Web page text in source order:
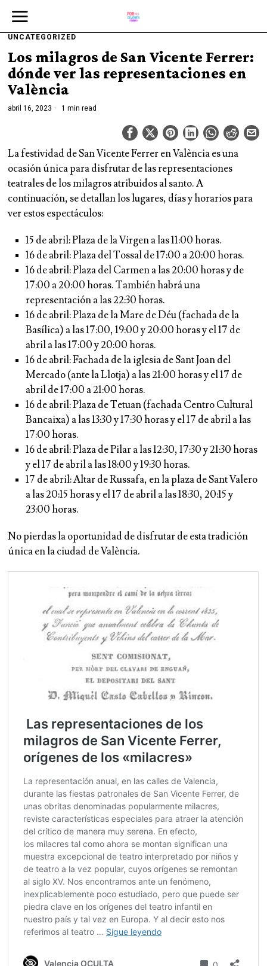
UNCATEGORIZED
Los milagros de San Vicente Ferrer:
dónde ver las representaciones en
València
abril 16, 2023 1 min read
La festividad de San Vicente Ferrer en València es una
ocasión única para disfrutar de las representaciones
teatrales de los milagros atribuidos al santo. A
continuación, se detallan los lugares, días y horarios para
ver estos espectáculos:
15 de abril: Plaza de la Virgen a las 11:00 horas.
16 de abril: Plaza del Tossal de 17:00 a 20:00 horas.
16 de abril: Plaza del Carmen a las 20:00 horas y de
17:00 a 20:00 horas. También habrá una
representación a las 22:30 horas.
16 de abril: Plaza de la Mare de Déu (fachada de la
Basílica) a las 17:00, 19:00 y 20:00 horas y el 17 de
abril a las 17:00 y 20:00 horas.
16 de abril: Fachada de la iglesia de Sant Joan del
Mercado (ante la Llotja) a las 21:00 horas y el 17 de
abril de 17:00 a 21:00 horas.
16 de abril: Plaza de Tetuan (fachada Centro Cultural
Bancaixa) a las 13:30 y 17:30 horas y el 17 de abril a las
17:00 horas.
16 de abril: Plaza de Pilar a las 12:30, 17:30 y 21:30 horas
y el 17 de abril a las 18:00 y 19:30 horas.
17 de abril: Altar de Russafa, en la plaza de Sant Valero
a las 20:15 horas y el 17 de abril a las 18:30, 20:15 y
23:00 horas.
No pierdas la oportunidad de disfrutar de esta tradición
única en la ciudad de València.